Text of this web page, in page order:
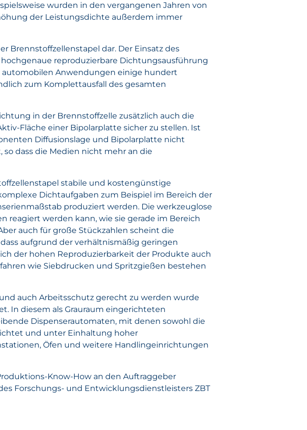
wurden in den vergangenen Jahren von
der Leistungsdichte außerdem immer
Brennstoffzellenstapel dar. Der Einsatz des
reproduzierbare Dichtungsausführung
automobilen Anwendungen einige hundert
zum Komplettausfall des gesamten
in der Brennstoffzelle zusätzlich auch die
Fläche einer Bipolarplatte sicher zu stellen. Ist
Diffusionslage und Bipolarplatte nicht
dass die Medien nicht mehr an die
stabile und kostengünstige
Dichtaufgaben zum Beispiel im Bereich der
produziert werden. Die werkzeuglose
reagiert werden kann, wie sie gerade im Bereich
auch für große Stückzahlen scheint die
aufgrund der verhältnismäßig geringen
der hohen Reproduzierbarkeit der Produkte auch
wie Siebdrucken und Spritzgießen bestehen
auch Arbeitsschutz gerecht zu werden wurde
In diesem als Grauraum eingerichteten
Dispenserautomaten, mit denen sowohl die
und unter Einhaltung hoher
Öfen und weitere Handlingeinrichtungen
Know-How an den Auftraggeber
Forschungs- und Entwicklungsdienstleisters ZBT